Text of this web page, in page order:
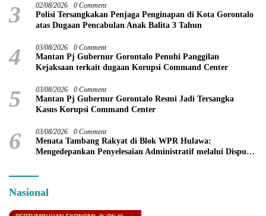
3 02/08/2026 0 Comment
Polisi Tersangkakan Penjaga Penginapan di Kota Gorontalo
atas Dugaan Pencabulan Anak Balita 3 Tahun
4 03/08/2026 0 Comment
Mantan Pj Gubernur Gorontalo Penuhi Panggilan
Kejaksaan terkait dugaan Korupsi Command Center
5 03/08/2026 0 Comment
Mantan Pj Gubernur Gorontalo Resmi Jadi Tersangka
Kasus Korupsi Command Center
6 03/08/2026 0 Comment
Menata Tambang Rakyat di Blok WPR Hulawa:
Mengedepankan Penyelesaian Administratif melalui Dispute
Nasional